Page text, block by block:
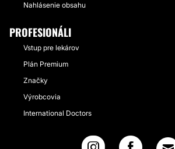
Nahlásenie obsahu
PROFESIONÁLI
Vstup pre lekárov
Plán Premium
Značky
Výrobcovia
International Doctors